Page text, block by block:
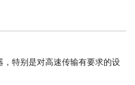
特别是对高速传输有要求的设